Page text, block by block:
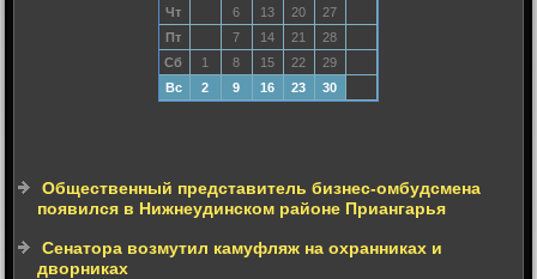
Чт
6 13 20
27
Пт
7 14 21
28
Сб
1 8 15 22
29
Вс
2 9 16 23 30
Общественный представитель бизнес-омбудсмена
появился в Нижнеудинском районе Приангарья
Сенатора возмутил камуфляж на охранниках и
дворниках